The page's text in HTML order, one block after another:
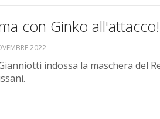
con Ginko all'attacco!
2022
indossa la maschera del